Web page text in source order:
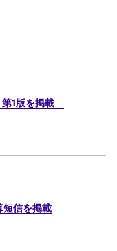
1版を掲載
短信を掲載